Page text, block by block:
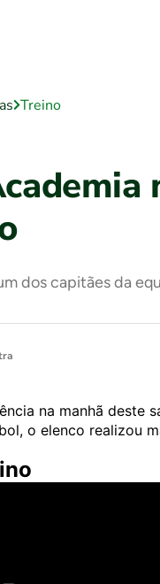
Treino
dos capitães da
na manhã deste
o elenco realizou